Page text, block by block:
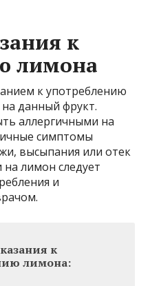
к
лимона
к употреблению
на данный фрукт.
аллергичными на
симптомы
высыпания или отек
на лимон следует
и
к
лимона: